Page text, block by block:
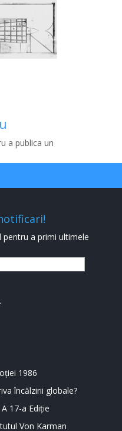
a publica un
pentru a primi ultimele
1986
încălzirii globale?
17-a Ediție
Von Karman